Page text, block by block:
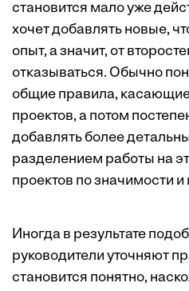
становится мало уже
хочет добавлять новые,
опыт, а значит, от
отказываться. Обычно
общие правила,
проектов, а потом
добавлять более
разделением работы на
проектов по значимости и
Иногда в результате
руководители уточняют
становится понятно,